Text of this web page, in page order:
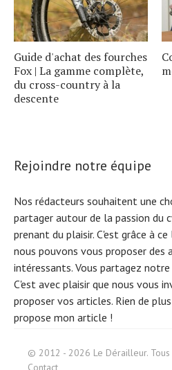
Guide d'achat des fourches
Fox | La gamme complète,
du cross-country à la
descente
Rejoindre notre équipe
Nos rédacteurs souhaitent une
partager autour de la passion du
prenant du plaisir. C'est grâce à
nous pouvons vous proposer des
intéressants. Vous partagez
C'est avec plaisir que nous vous
proposer vos articles. Rien de
propose mon article !
© 2012 - 2026 Le Dérailleur.
Contact
S
e
a
r
c
h
f
o
r: